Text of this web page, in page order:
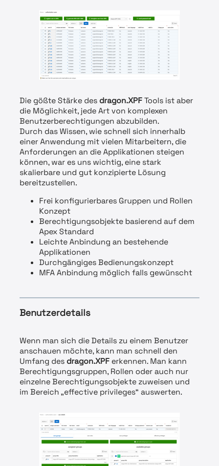
Die gößte Stärke des dragon.XPFTools ist aber
die Möglichkeit, jede Art von komplexen
Benutzerberechtigungen abzubilden.
Durch das Wissen, wie schnell sich innerhalb
einer Anwendung mit vielen Mitarbeitern, die
Anforderungen an die Applikationen steigen
können, war es uns wichtig, eine stark
skalierbare und gut konzipierte Lösung
bereitzustellen.
Frei konfigurierbares Gruppen und Rollen
Konzept
Berechtigungsobjekte basierend auf dem
Apex Standard
Leichte Anbindung an bestehende
Applikationen
Durchgängiges Bedienungskonzept
MFA Anbindung möglich falls gewünscht
Benutzerdetails
Wenn man sich die Details zu einem Benutzer
anschauen möchte, kann man schnell den
Umfang des dragon.XPF erkennen. Man kann
Berechtigungsgruppen, Rollen oder auch nur
einzelne Berechtigungsobjekte zuweisen und
im Bereich „effective privileges“ auswerten.